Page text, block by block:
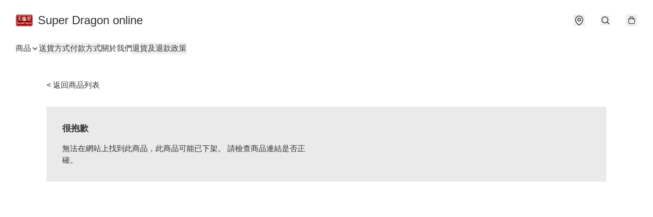
Super Dragon online
商品 送貨方式付款方式關於我們退貨及退款政策
< 返回商品列表
很抱歉
無法在網站上找到此商品，此商品可能已下架。 請檢查商品連結是否正
確。